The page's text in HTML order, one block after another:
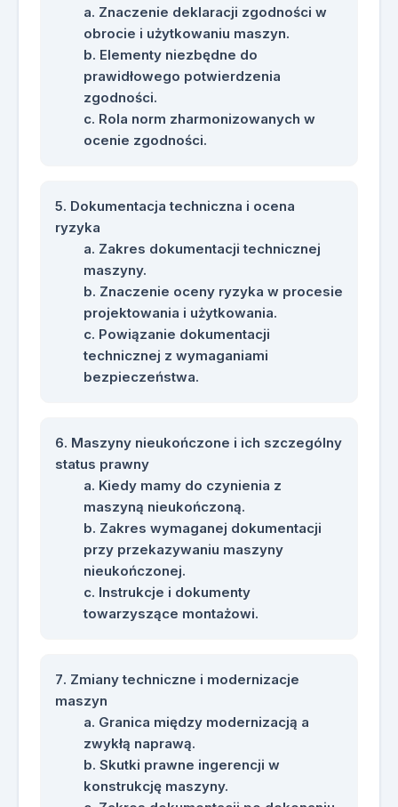
Znaczenie deklaracji zgodności w
obrocie i użytkowaniu maszyn.
Elementy niezbędne do
prawidłowego potwierdzenia
zgodności.
Rola norm zharmonizowanych w
ocenie zgodności.
Dokumentacja techniczna i ocena
ryzyka
Zakres dokumentacji technicznej
maszyny.
Znaczenie oceny ryzyka w procesie
projektowania i użytkowania.
Powiązanie dokumentacji
technicznej z wymaganiami
bezpieczeństwa.
Maszyny nieukończone i ich szczególny
status prawny
Kiedy mamy do czynienia z
maszyną nieukończoną.
Zakres wymaganej dokumentacji
przy przekazywaniu maszyny
nieukończonej.
Instrukcje i dokumenty
towarzyszące montażowi.
Zmiany techniczne i modernizacje
maszyn
Granica między modernizacją a
zwykłą naprawą.
Skutki prawne ingerencji w
konstrukcję maszyny.